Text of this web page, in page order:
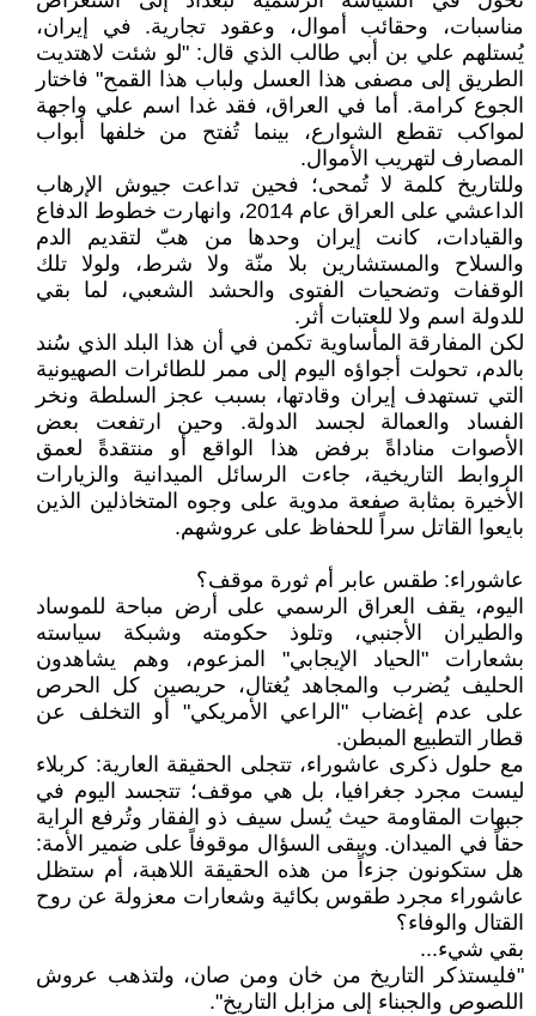
مناسبات، وحقائب أموال، وعقود تجارية. في إيران،
يُستلهم علي بن أبي طالب الذي قال: "لو شئت لاهتديت
الطريق إلى مصفى هذا العسل ولباب هذا القمح" فاختار
الجوع كرامة. أما في العراق، فقد غدا اسم علي واجهة
لمواكب تقطع الشوارع، بينما تُفتح من خلفها أبواب
المصارف لتهريب الأموال.
وللتاريخ كلمة لا تُمحى؛ فحين تداعت جيوش الإرهاب
الداعشي على العراق عام 2014، وانهارت خطوط الدفاع
والقيادات، كانت إيران وحدها من هبّ لتقديم الدم
والسلاح والمستشارين بلا منّة ولا شرط، ولولا تلك
الوقفات وتضحيات الفتوى والحشد الشعبي، لما بقي
للدولة اسم ولا للعتبات أثر.
لكن المفارقة المأساوية تكمن في أن هذا البلد الذي سُند
بالدم، تحولت أجواؤه اليوم إلى ممر للطائرات الصهيونية
التي تستهدف إيران وقادتها، بسبب عجز السلطة ونخر
الفساد والعمالة لجسد الدولة. وحين ارتفعت بعض
الأصوات مناداةً برفض هذا الواقع أو منتقدةً لعمق
الروابط التاريخية، جاءت الرسائل الميدانية والزيارات
الأخيرة بمثابة صفعة مدوية على وجوه المتخاذلين الذين
بايعوا القاتل سراً للحفاظ على عروشهم.
عاشوراء: طقس عابر أم ثورة موقف؟
اليوم، يقف العراق الرسمي على أرض مباحة للموساد
والطيران الأجنبي، وتلوذ حكومته وشبكة سياسته
بشعارات "الحياد الإيجابي" المزعوم، وهم يشاهدون
الحليف يُضرب والمجاهد يُغتال، حريصين كل الحرص
على عدم إغضاب "الراعي الأمريكي" أو التخلف عن
قطار التطبيع المبطن.
مع حلول ذكرى عاشوراء، تتجلى الحقيقة العارية: كربلاء
ليست مجرد جغرافيا، بل هي موقف؛ تتجسد اليوم في
جبهات المقاومة حيث يُسل سيف ذو الفقار وتُرفع الراية
حقاً في الميدان. ويبقى السؤال موقوفاً على ضمير الأمة:
هل ستكونون جزءاً من هذه الحقيقة اللاهبة، أم ستظل
عاشوراء مجرد طقوس بكائية وشعارات معزولة عن روح
القتال والوفاء؟
بقي شيء...
"فليستذكر التاريخ من خان ومن صان، ولتذهب عروش
اللصوص والجبناء إلى مزابل التاريخ".